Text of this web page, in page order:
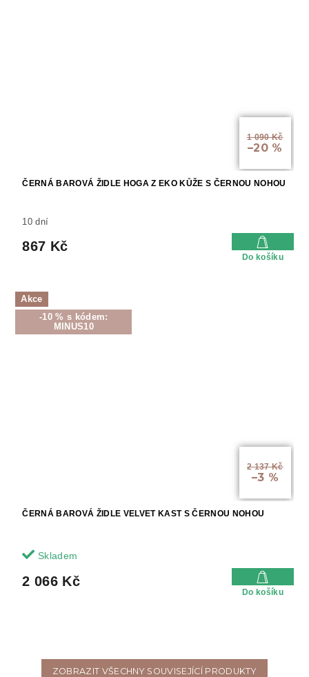
1 090 Kč
–20 %
ČERNÁ BAROVÁ ŽIDLE HOGA Z EKO KŮŽE S ČERNOU NOHOU
10 dní
867 Kč
Do košíku
Akce
-10 % s kódem:
MINUS10
2 137 Kč
–3 %
ČERNÁ BAROVÁ ŽIDLE VELVET KAST S ČERNOU NOHOU
Skladem
2 066 Kč
Do košíku
ZOBRAZIT VŠECHNY SOUVISEJÍCÍ PRODUKTY